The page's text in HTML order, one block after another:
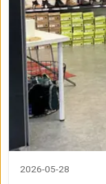
2026-05-28